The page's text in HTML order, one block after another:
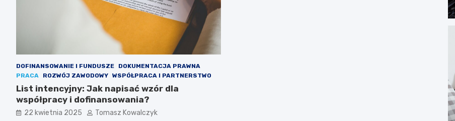
DOFINANSOWANIE I FUNDUSZE
DOKUMENTACJA PRAWNA
PRACA
ROZWÓJ ZAWODOWY WSPÓŁPRACA I PARTNERSTWO
List intencyjny: Jak napisać wzór dla
współpracy i dofinansowania?
22 kwietnia 2025 Tomasz Kowalczyk